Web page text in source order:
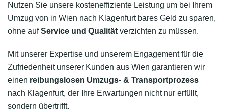
Nutzen Sie unsere kosteneffiziente Leistung um bei Ihrem
Umzug von in Wien nach Klagenfurt bares Geld zu sparen,
ohne aufService und Qualität verzichten zu müssen.
Mit unserer Expertise und unserem Engagement für die
Zufriedenheit unserer Kunden aus Wien garantieren wir
einen reibungslosen Umzugs- & Transportprozess
nach Klagenfurt, der Ihre Erwartungen nicht nur erfüllt,
sondern übertrifft.